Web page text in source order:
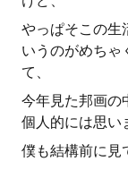
やっぱそこの生
いうのがめちゃ
て、
今年見た邦画の
個人的には思い
僕も結構前に見